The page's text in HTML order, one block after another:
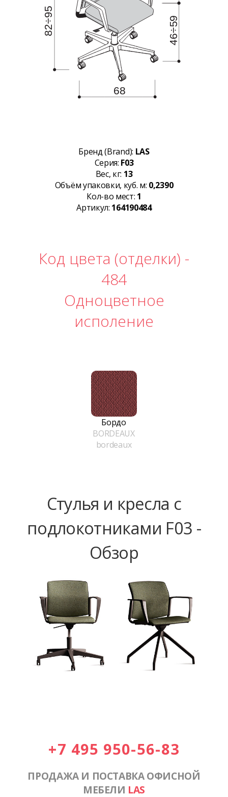
Бренд (Brand): LAS
Серия: F03
Вес, кг: 13
Объём упаковки, куб. м: 0,2390
Кол-во мест: 1
Артикул: 164190484
Код цвета (отделки) -
484
Одноцветное
исполение
Бордо
BORDEAUX
bordeaux
Стулья и кресла с
подлокотниками F03 -
Обзор
+7 495 950-56-83
ПРОДАЖА И ПОСТАВКА ОФИСНОЙ
МЕБЕЛИ LAS